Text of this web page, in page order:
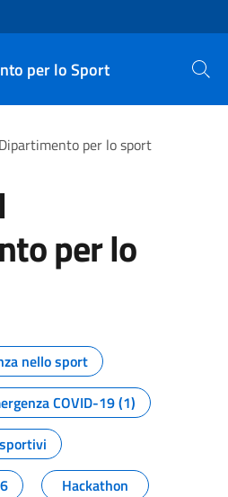
per lo Sport Cerca
per lo sport
per lo
della pagina
nello sport
COVID-19 (1)
Hackathon